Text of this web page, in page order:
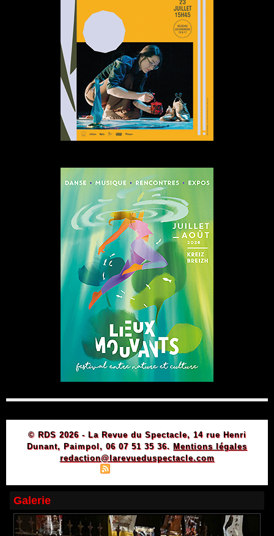
© RDS 2026 - La Revue du Spectacle, 14 rue Henri
Dunant, Paimpol, 06 07 51 35 36. Mentions légales
redaction@larevueduspectacle.com
Galerie